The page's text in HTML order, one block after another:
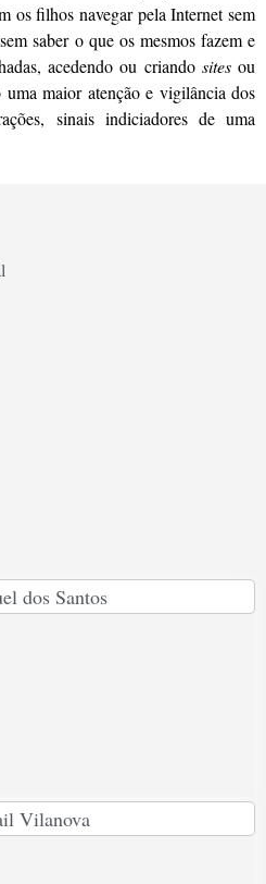
os filhos navegar pela Internet sem
saber o que os mesmos fazem e
acedendo ou criando sitesou
uma maior atenção e vigilância dos
sinais indiciadores de uma
dos Santos
Vilanova